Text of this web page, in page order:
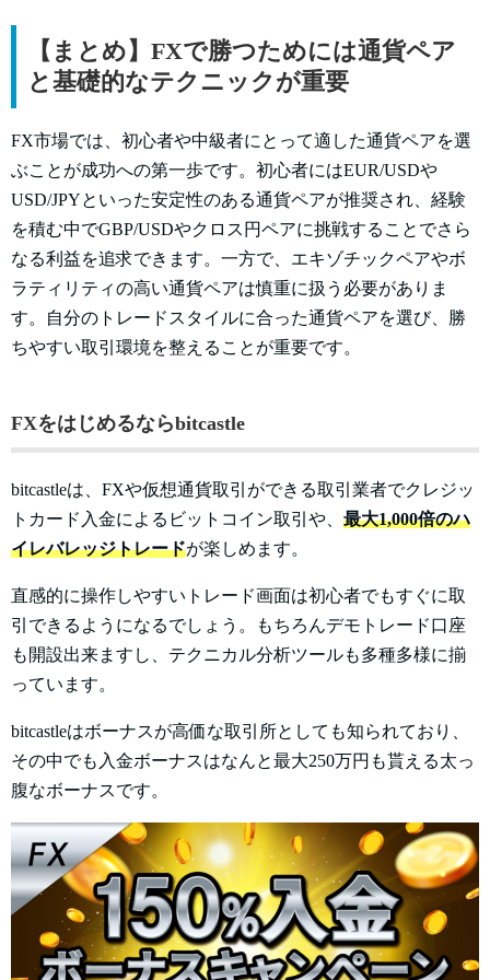
【まとめ】FXで勝つためには通貨ペア
と基礎的なテクニックが重要
FX市場では、初心者や中級者にとって適した通貨ペアを選
ぶことが成功への第一歩です。初心者にはEUR/USDや
USD/JPYといった安定性のある通貨ペアが推奨され、経験
を積む中でGBP/USDやクロス円ペアに挑戦することでさら
なる利益を追求できます。一方で、エキゾチックペアやボ
ラティリティの高い通貨ペアは慎重に扱う必要がありま
す。自分のトレードスタイルに合った通貨ペアを選び、勝
ちやすい取引環境を整えることが重要です。
FXをはじめるならbitcastle
bitcastleは、FXや仮想通貨取引ができる取引業者でクレジッ
トカード入金によるビットコイン取引や、 最大1,000倍のハ
イレバレッジトレードが楽しめます。
直感的に操作しやすいトレード画面は初心者でもすぐに取
引できるようになるでしょう。もちろんデモトレード口座
も開設出来ますし、テクニカル分析ツールも多種多様に揃
っています。
bitcastleはボーナスが高価な取引所としても知られており、
その中でも入金ボーナスはなんと最大250万円も貰える太っ
腹なボーナスです。